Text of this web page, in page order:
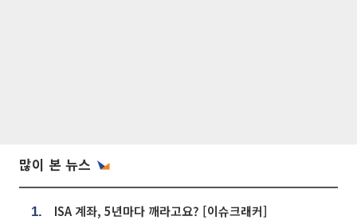
많이 본 뉴스
1. ISA 계좌, 5년마다 깨라고요? [이슈크래커]